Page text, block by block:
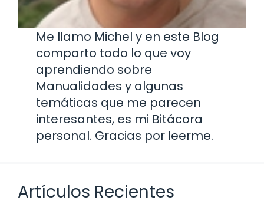
Me llamo Michel y en este Blog
comparto todo lo que voy
aprendiendo sobre
Manualidades y algunas
temáticas que me parecen
interesantes, es mi Bitácora
personal. Gracias por leerme.
Artículos Recientes